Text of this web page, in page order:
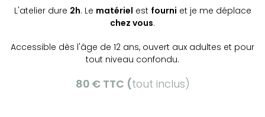
L'atelier dure 2h. Le matériel est fourni et je me déplace
chez vous.
Accessible dès l'âge de 12 ans, ouvert aux adultes et pour
tout niveau confondu.
80 € TTC (tout inclus)